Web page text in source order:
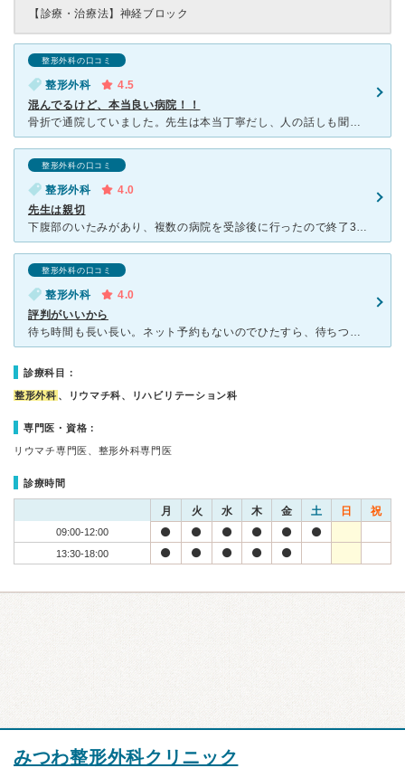
【診療・治療法】 神経ブロック
整形外科の口コミ
整形外科
4.5
混んでるけど、本当良い病院！！
骨折で通院していました。先生は本当丁寧だし、人の話しも聞いて下さるし、上から物言う感じではないし、優しい先生です。看護師さんも優しいし、受付の方も普通に対応良かったです。2階のリハビリの先生たちも優し
整形外科の口コミ
整形外科
4.0
先生は親切
下腹部のいたみがあり、複数の病院を受診後に行ったので終了30分前に受付 電話して初診であることを伝えたら一気に声のトーン変わり、半までに来てくださいねと切る時もなんかちょっとやな感じ。 待
整形外科の口コミ
整形外科
4.0
評判がいいから
待ち時間も長い長い。ネット予約もないのでひたすら、待ちつづけるのみ。朝一でいっても終わるの午前診療の終わりごろ。急いでる人は行かない方がいいですが、評判通りしっかり話を聞いてくれてみてくれます。わたし
診療科目：
整形外科 、リウマチ科、リハビリテーション科
専門医・資格：
リウマチ専門医、整形外科専門医
診療時間
月 火 水 木 金 土 日 祝
09:00-12:00
13:30-18:00
みつわ整形外科クリニック